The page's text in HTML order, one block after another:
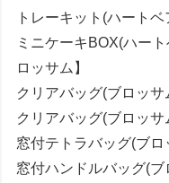
トレーキット(ハート
ミニケーキBOX(ハー
ロッサム】
クリアバッグ(ブロッ
クリアバッグ(ブロッ
窓付テトラバッグ(ブ
窓付ハンドルバッグ(